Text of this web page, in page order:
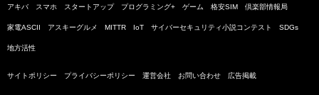
アキバ スマホ スタートアップ プログラミング+ ゲーム 格安SIM 倶楽部情報局
家電ASCII アスキーグルメ MITTR IoT サイバーセキュリティ小説コンテスト SDGs
地方活性
サイトポリシー プライバシーポリシー 運営会社 お問い合わせ 広告掲載